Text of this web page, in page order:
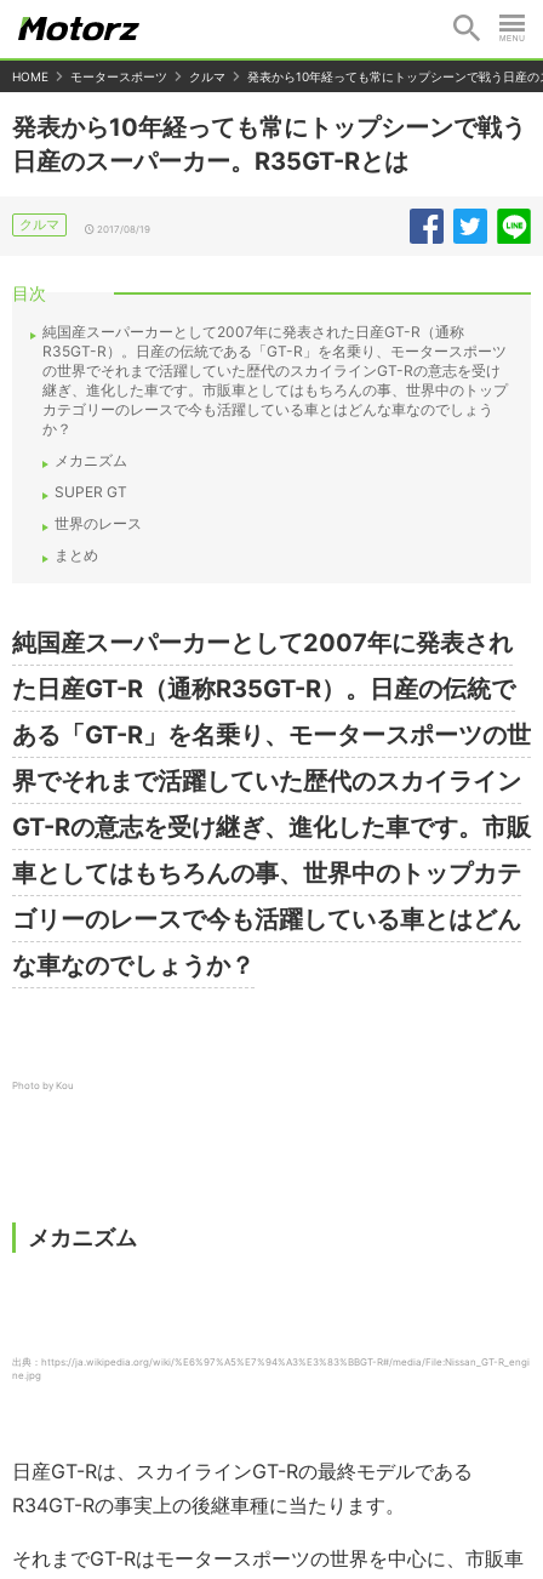
HOME モータースポーツ クルマ 発表から10年経っても常にトップシーンで戦う日産
発表から10年経っても常にトップシーンで戦う
日産のスーパーカー。R35GT-Rとは
クルマ 2017/08/19
目次
純国産スーパーカーとして2007年に発表された日産GT-R（通称
R35GT-R）。日産の伝統である「GT-R」を名乗り、モータースポーツ
の世界でそれまで活躍していた歴代のスカイラインGT-Rの意志を受け
継ぎ、進化した車です。市販車としてはもちろんの事、世界中のトップ
カテゴリーのレースで今も活躍している車とはどんな車なのでしょう
か？
メカニズム
SUPER GT
世界のレース
まとめ
純国産スーパーカーとして2007年に発表され
た日産GT-R（通称R35GT-R）。日産の伝統で
ある「GT-R」を名乗り、モータースポーツの世
界でそれまで活躍していた歴代のスカイライン
GT-Rの意志を受け継ぎ、進化した車です。市販
車としてはもちろんの事、世界中のトップカテ
ゴリーのレースで今も活躍している車とはどん
な車なのでしょうか？
Photo by Kou
メカニズム
出典：https://ja.wikipedia.org/wiki/%E6%97%A5%E7%94%A3%E3%83%BBGT-R#/media/File:Nissan_GT-R_engi
ne.jpg
日産GT-Rは、スカイラインGT-Rの最終モデルである
R34GT-Rの事実上の後継車種に当たります。
それまでGT-Rはモータースポーツの世界を中心に、市販車